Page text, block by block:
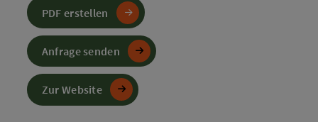
PDF erstellen
Anfrage senden
Zur Website